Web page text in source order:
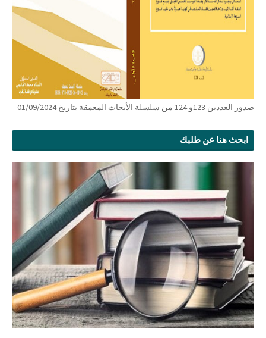
صدور العددين 123و 124 من سلسلة الأبحاث المعمقة بتاريخ 01/09/2024
ابحث هنا عن طلبك